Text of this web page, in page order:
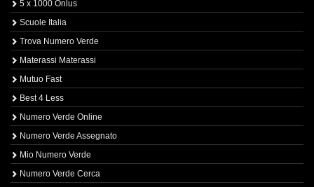
5 x 1000 Onlus
Scuole Italia
Trova Numero Verde
Materassi Materassi
Mutuo Fast
Best 4 Less
Numero Verde Online
Numero Verde Assegnato
Mio Numero Verde
Numero Verde Cerca